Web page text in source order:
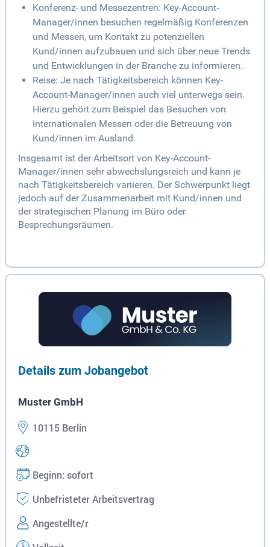
Konferenz- und Messezentren: Key-Account-
Manager/innen besuchen regelmäßig Konferenzen
und Messen, um Kontakt zu potenziellen
Kund/innen aufzubauen und sich über neue Trends
und Entwicklungen in der Branche zu informieren.
Reise: Je nach Tätigkeitsbereich können Key-
Account-Manager/innen auch viel unterwegs sein.
Hierzu gehört zum Beispiel das Besuchen von
internationalen Messen oder die Betreuung von
Kund/innen im Ausland.
Insgesamt ist der Arbeitsort von Key-Account-
Manager/innen sehr abwechslungsreich und kann je
nach Tätigkeitsbereich variieren. Der Schwerpunkt liegt
jedoch auf der Zusammenarbeit mit Kund/innen und
der strategischen Planung im Büro oder
Besprechungsräumen.
Details zum Jobangebot
Muster GmbH
10115 Berlin
Beginn: sofort
Unbefristeter Arbeitsvertrag
Angestellte/r